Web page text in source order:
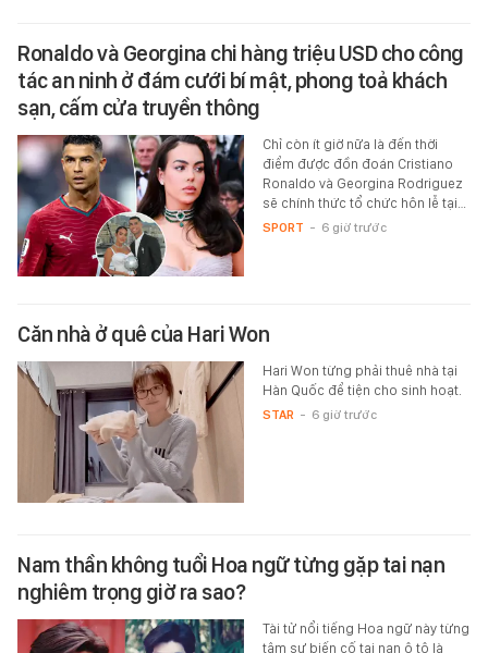
Ronaldo và Georgina chi hàng triệu USD cho công
tác an ninh ở đám cưới bí mật, phong toả khách
sạn, cấm cửa truyền thông
Chỉ còn ít giờ nữa là đến thời
điểm được đồn đoán Cristiano
Ronaldo và Georgina Rodriguez
sẽ chính thức tổ chức hôn lễ tại…
SPORT - 6 giờ trước
Căn nhà ở quê của Hari Won
Hari Won từng phải thuê nhà tại
Hàn Quốc để tiện cho sinh hoạt.
STAR - 6 giờ trước
Nam thần không tuổi Hoa ngữ từng gặp tai nạn
nghiêm trọng giờ ra sao?
Tài tử nổi tiếng Hoa ngữ này từng
tâm sự biến cố tai nạn ô tô là